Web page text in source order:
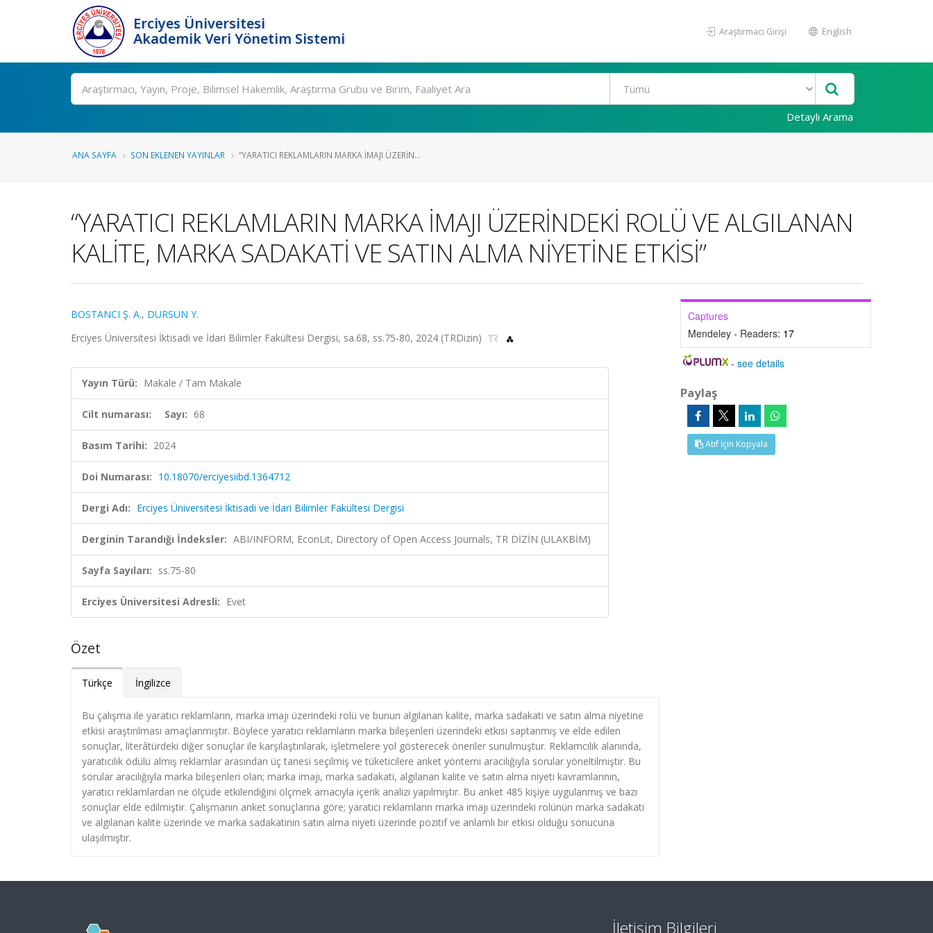
Erciyes Üniversitesi
Akademik Veri Yönetim Sistemi
Araştırmacı Girişi English
Ara
Detaylı Arama
ANA SAYFA SON EKLENEN YAYINLAR “YARATICI REKLAMLARIN MARKA İMAJI ÜZERİN...
“YARATICI REKLAMLARIN MARKA İMAJI ÜZERİNDEKİ ROLÜ VE ALGILANAN
KALİTE, MARKA SADAKATİ VE SATIN ALMA NİYETİNE ETKİSİ”
BOSTANCI Ş. A., DURSUN Y.
Erciyes Üniversitesi İktisadi ve İdari Bilimler Fakültesi Dergisi, sa.68, ss.75-80, 2024 (TRDizin)
Yayın Türü: Makale / Tam Makale
Cilt numarası: Sayı: 68
Basım Tarihi: 2024
Doi Numarası: 10.18070/erciyesiibd.1364712
Dergi Adı: Erciyes Üniversitesi İktisadi ve İdari Bilimler Fakültesi Dergisi
Derginin Tarandığı İndeksler: ABI/INFORM, EconLit, Directory of Open Access Journals, TR DİZİN (ULAKBİM)
Sayfa Sayıları: ss.75-80
Erciyes Üniversitesi Adresli: Evet
Özet
Türkçe İngilizce
Bu çalışma ile yaratıcı reklamların, marka imajı üzerindeki rolü ve bunun algılanan kalite, marka sadakati ve satın alma niyetine
etkisi araştırılması amaçlanmıştır. Böylece yaratıcı reklamların marka bileşenleri üzerindeki etkisi saptanmış ve elde edilen
sonuçlar, literâtürdeki diğer sonuçlar ile karşılaştırılarak, işletmelere yol gösterecek öneriler sunulmuştur. Reklamcılık alanında,
yaratıcılık ödülü almış reklamlar arasından üç tanesi seçilmiş ve tüketicilere anket yöntemi aracılığıyla sorular yöneltilmiştir. Bu
sorular aracılığıyla marka bileşenleri olan; marka imajı, marka sadakati, algılanan kalite ve satın alma niyeti kavramlarının,
yaratıcı reklamlardan ne ölçüde etkilendiğini ölçmek amacıyla içerik analizi yapılmıştır. Bu anket 485 kişiye uygulanmış ve bazı
sonuçlar elde edilmiştir. Çalışmanın anket sonuçlarına göre; yaratıcı reklamların marka imajı üzerindeki rolünün marka sadakati
ve algılanan kalite üzerinde ve marka sadakatinin satın alma niyeti üzerinde pozitif ve anlamlı bir etkisi olduğu sonucuna
ulaşılmıştır.
Captures
Mendeley - Readers: 17
-see details
Paylaş
Atıf İçin Kopyala
İletişim Bilgileri